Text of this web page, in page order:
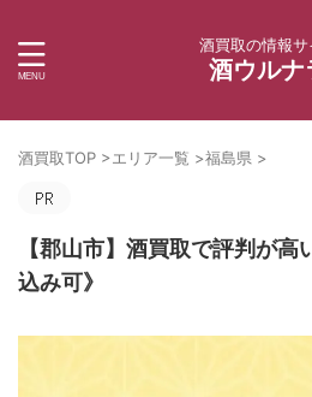
酒買取の情報サ
酒ウルナ
酒買取TOP >エリア一覧 >福島県 >
【郡山市】酒買取で評判が高
込み可》